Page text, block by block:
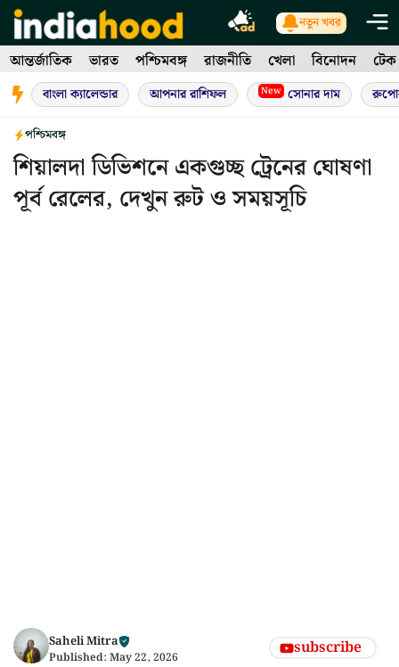
Skip
to
content
নতুন খবর
আন্তর্জাতিক ভারত পশ্চিমবঙ্গ রাজনীতি খেলা বিনোদন টেক
বাংলা ক্যালেন্ডার আপনার রাশিফল New সোনার দাম
পশ্চিমবঙ্গ
শিয়ালদা ডিভিশনে একগুচ্ছ ট্রেনের ঘোষণা
পূর্ব রেলের, দেখুন রুট ও সময়সূচি
Saheli Mitra
Published: May 22, 2026 subscribe